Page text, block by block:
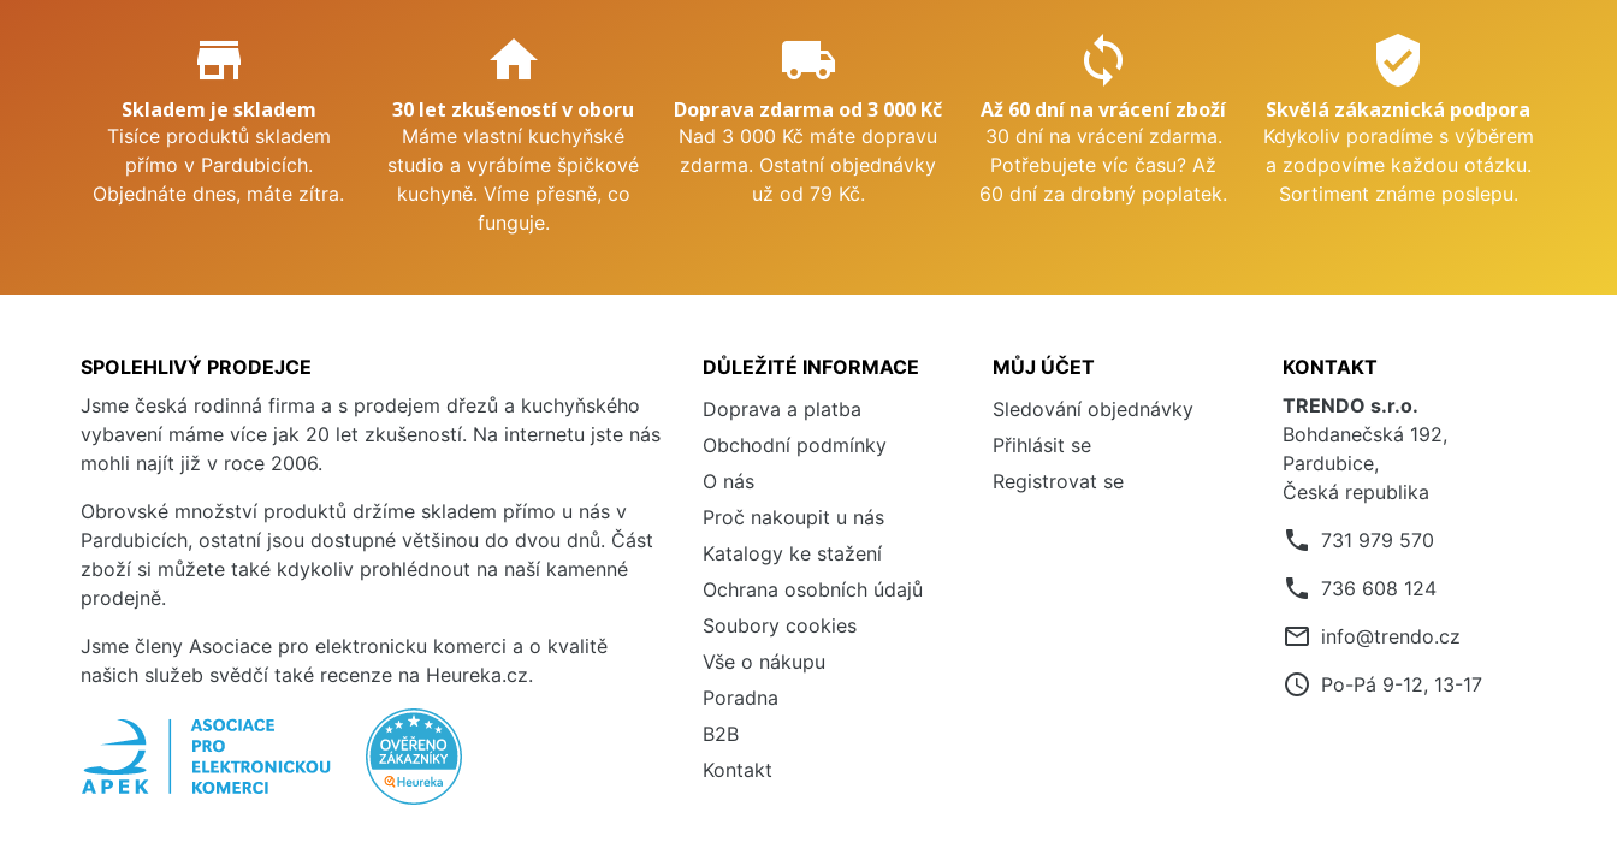
Proč nakupovat u nás?
store_mall_directory
Skladem je skladem
Tisíce produktů skladem
přímo v Pardubicích.
Objednáte dnes, máte zítra.
home
30 let zkušeností v oboru
Máme vlastní kuchyňské
studio a vyrábíme špičkové
kuchyně. Víme přesně, co
funguje.
local_shipping
Doprava zdarma od 3 000 Kč
Nad 3 000 Kč máte dopravu
zdarma. Ostatní objednávky
už od 79 Kč.
sync
Až 60 dní na vrácení zboží
30 dní na vrácení zdarma.
Potřebujete víc času? Až
60 dní za drobný poplatek.
verified_user
Skvělá zákaznická podpora
Kdykoliv poradíme s výběrem
a zodpovíme každou otázku.
Sortiment známe poslepu.
SPOLEHLIVÝ PRODEJCE
Jsme česká rodinná firma a s prodejem dřezů a kuchyňského
vybavení máme více jak 20 let zkušeností. Na internetu jste nás
mohli najít již v roce 2006.
Obrovské množství produktů držíme skladem přímo u nás v
Pardubicích, ostatní jsou dostupné většinou do dvou dnů. Část
zboží si můžete také kdykoliv prohlédnout na naší kamenné
prodejně.
Jsme členy Asociace pro elektronicku komerci a o kvalitě
našich služeb svědčí také recenze na Heureka.cz.
DŮLEŽITÉ INFORMACE
Doprava a platba
Obchodní podmínky
O nás
Proč nakoupit u nás
Katalogy ke stažení
Ochrana osobních údajů
Soubory cookies
Vše o nákupu
Poradna
B2B
Kontakt
MŮJ ÚČET
Sledování objednávky
Přihlásit se
Registrovat se
KONTAKT
TRENDO s.r.o.
Bohdanečská 192,
Pardubice,
Česká republika
phone 731 979 570
phone 736 608 124
mail_outline info@trendo.cz
access_time Po-Pá 9-12, 13-17